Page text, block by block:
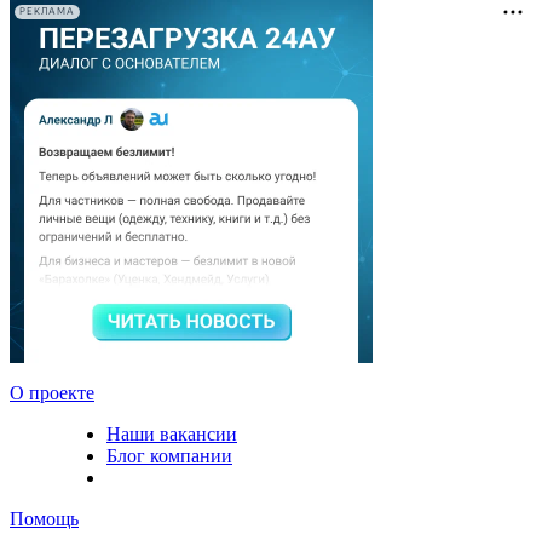
РЕКЛАМА
О проекте
Наши вакансии
Блог компании
Помощь